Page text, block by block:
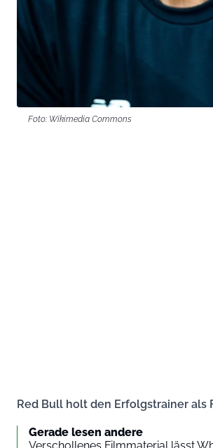
Foto: Wikimedia Commons
Red Bull holt den Erfolgstrainer als
Gerade lesen andere